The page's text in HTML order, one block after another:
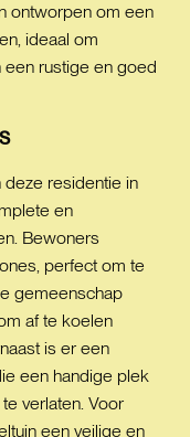
ontworpen om een
ideaal om
een rustige en goed
residentie in
en
Bewoners
perfect om te
gemeenschap
af te koelen
is er een
een handige plek
verlaten. Voor
een veilige en